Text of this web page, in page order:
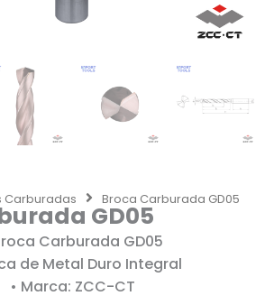
Carburadas Broca Carburada GD05
GD05
Carburada GD05
de Metal Duro Integral
• Marca: ZCC-CT